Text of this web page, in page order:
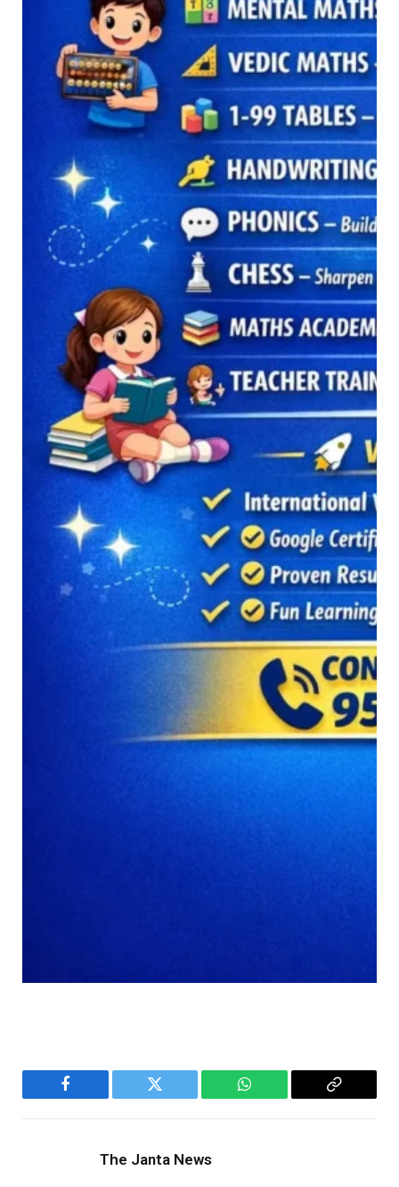
Facebook Twitter WhatsApp
Copy
The Janta News